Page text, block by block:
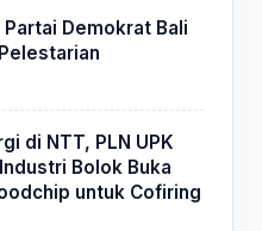
Demokrat Bali
di NTT, PLN UPK
Bolok Buka
untuk Cofiring